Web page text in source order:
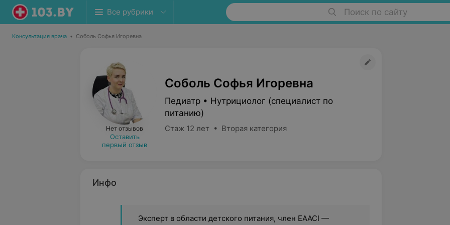
Все рубрики Поиск по сайту
Консультация врача • Соболь Софья Игоревна
Нет отзывов
Оставить
первый отзыв
Соболь Софья Игоревна
Педиатр • Нутрициолог (специалист по
питанию)
Стаж 12 лет • Вторая категория
Инфо
Эксперт в области детского питания, член EAACI —